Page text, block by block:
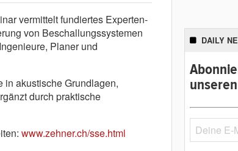
vermittelt fundiertes Experten-
von Beschallungssystemen
Planer und
in akustische Grundlagen,
durch praktische
www.zehner.ch/sse.html
DAILY